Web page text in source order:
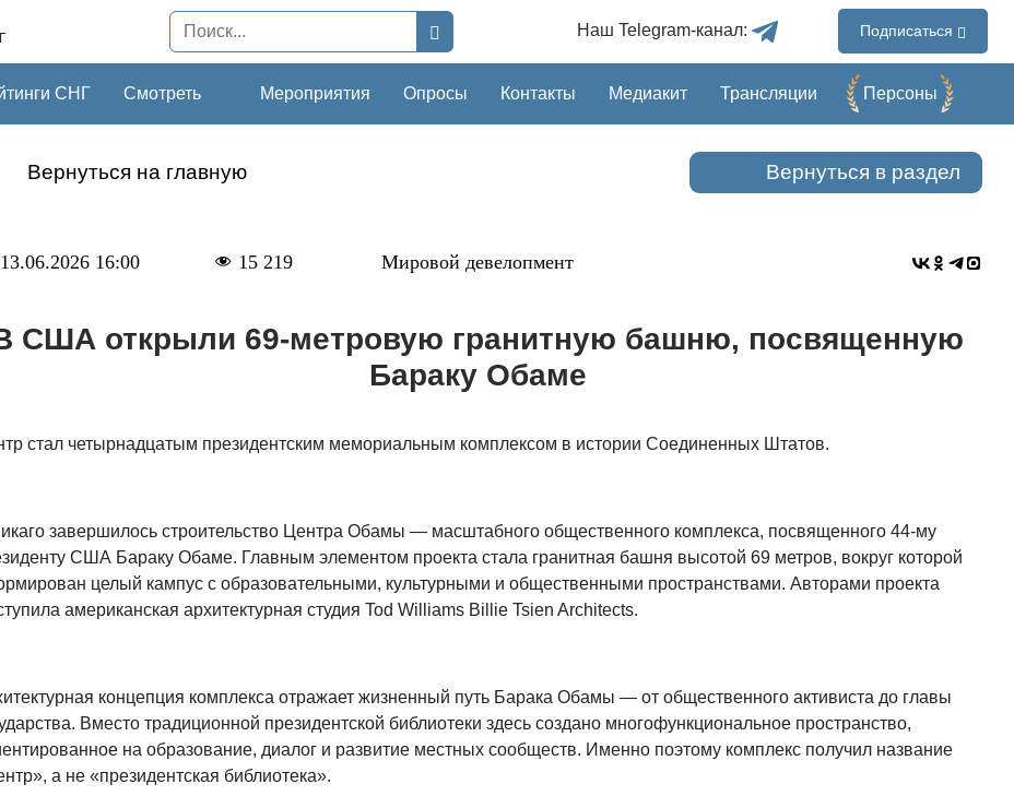
Наш Telegram-канал: Подписаться
СНГ Смотреть Мероприятия Опросы Контакты Медиакит Трансляции Перcоны
Вернуться на главную Вернуться в раздел
13.06.2026 16:00 15 219 Мировой девелопмент
США открыли 69-метровую гранитную башню, посвященную
Бараку Обаме
стал четырнадцатым президентским мемориальным комплексом в истории Соединенных Штатов.
завершилось строительство Центра Обамы — масштабного общественного комплекса, посвященного 44-му
США Бараку Обаме. Главным элементом проекта стала гранитная башня высотой 69 метров, вокруг которой
целый кампус с образовательными, культурными и общественными пространствами. Авторами проекта
американская архитектурная студия Tod Williams Billie Tsien Architects.
концепция комплекса отражает жизненный путь Барака Обамы — от общественного активиста до главы
Вместо традиционной президентской библиотеки здесь создано многофункциональное пространство,
на образование, диалог и развитие местных сообществ. Именно поэтому комплекс получил название
а не «президентская библиотека».